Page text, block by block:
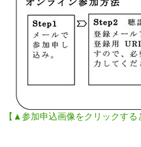
【▲参加申込画像をクリックす